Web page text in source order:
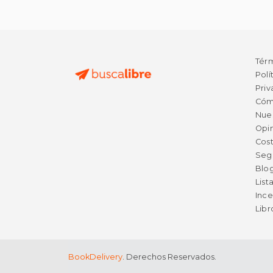
BookDelivery. Derechos Reservados.